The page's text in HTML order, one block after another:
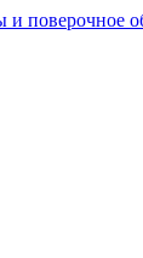
и поверочное